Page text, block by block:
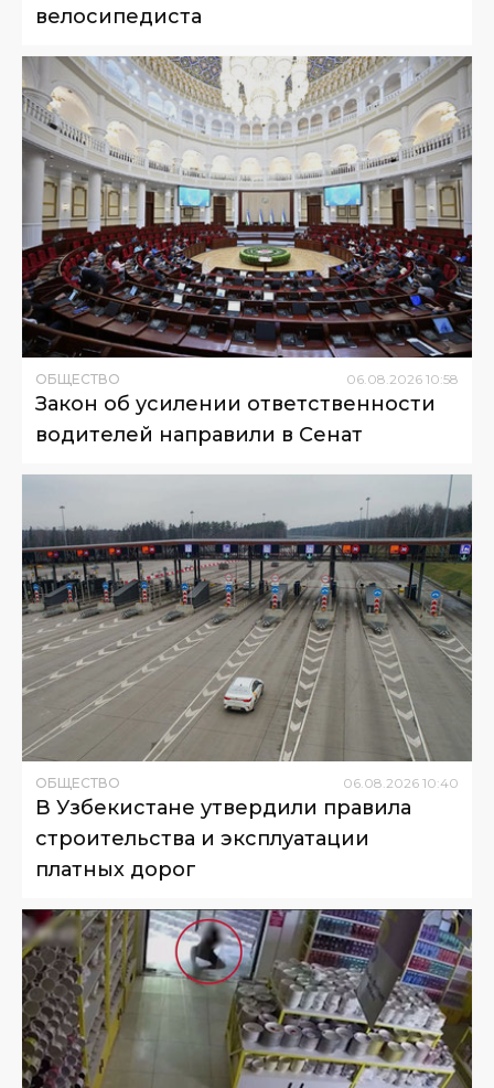
велосипедиста
ОБЩЕСТВО 06 08 2026 10:58
Закон об усилении ответственности
водителей направили в Сенат
ОБЩЕСТВО 06 08 2026 10:40
В Узбекистане утвердили правила
строительства и эксплуатации
платных дорог